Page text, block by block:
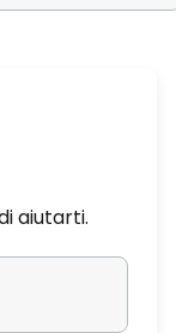
aiutarti.